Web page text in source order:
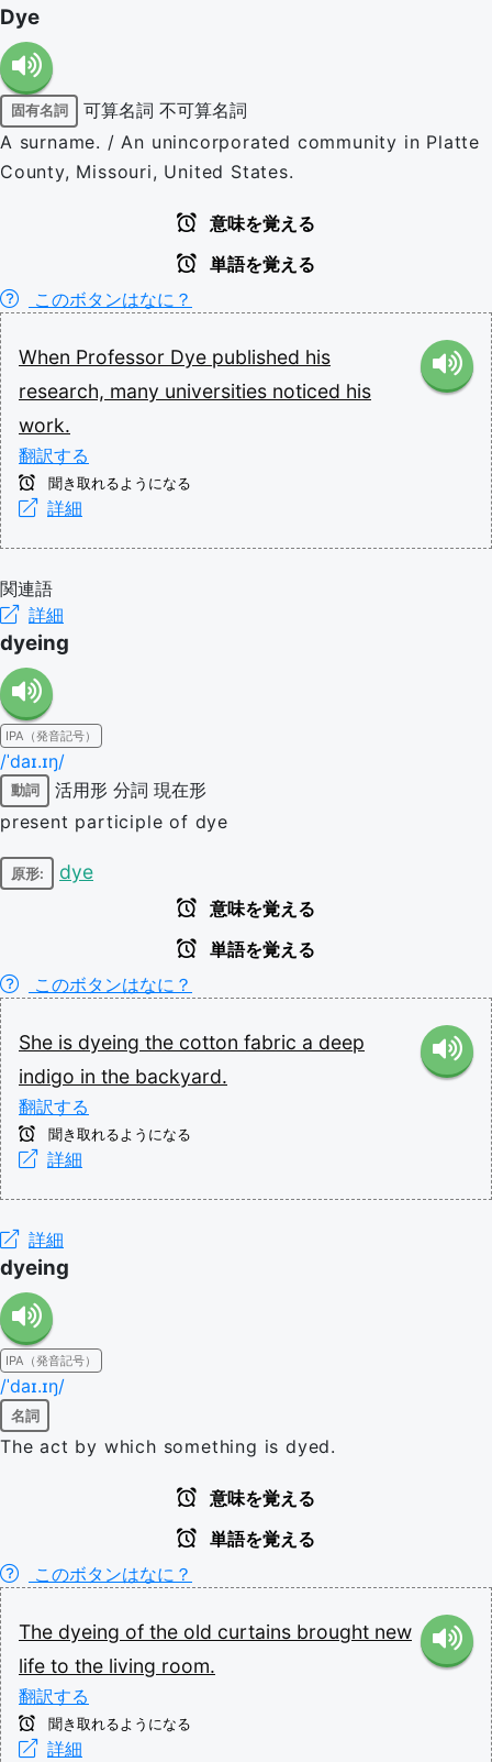
Dye
固有名詞 可算名詞 不可算名詞
A surname. / An unincorporated community in Platte
County, Missouri, United States.
意味を覚える
単語を覚える
このボタンはなに？
When Professor Dye published his
research, many universities noticed his
work.
翻訳する
聞き取れるようになる
詳細
関連語
詳細
dyeing
IPA（発音記号）
/ˈdaɪ.ɪŋ/
動詞 活用形 分詞 現在形
present participle of dye
原形: dye
意味を覚える
単語を覚える
このボタンはなに？
She is dyeing the cotton fabric a deep
indigo in the backyard.
翻訳する
聞き取れるようになる
詳細
詳細
dyeing
IPA（発音記号）
/ˈdaɪ.ɪŋ/
名詞
The act by which something is dyed.
意味を覚える
単語を覚える
このボタンはなに？
The dyeing of the old curtains brought new
life to the living room.
翻訳する
聞き取れるようになる
詳細